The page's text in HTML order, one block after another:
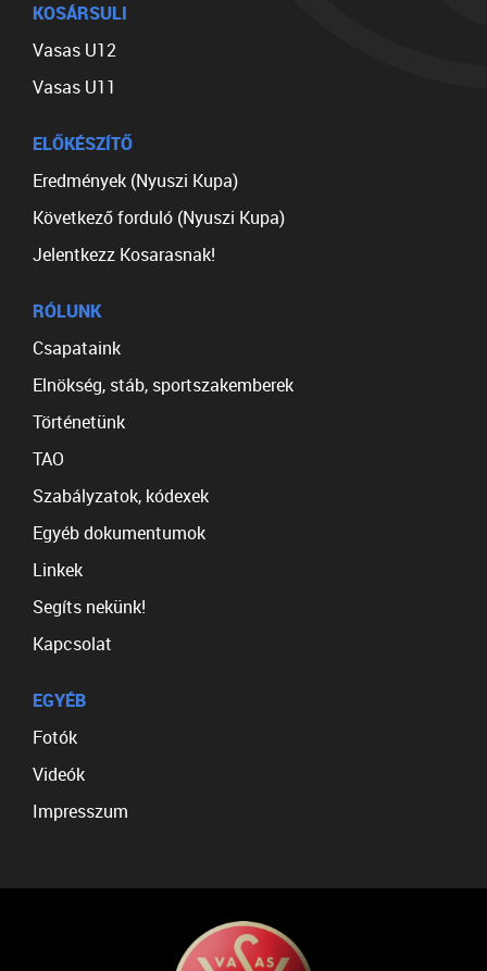
KOSÁRSULI
Vasas U12
Vasas U11
ELŐKÉSZÍTŐ
Eredmények (Nyuszi Kupa)
Következő forduló (Nyuszi Kupa)
Jelentkezz Kosarasnak!
RÓLUNK
Csapataink
Elnökség, stáb, sportszakemberek
Történetünk
TAO
Szabályzatok, kódexek
Egyéb dokumentumok
Linkek
Segíts nekünk!
Kapcsolat
EGYÉB
Fotók
Videók
Impresszum